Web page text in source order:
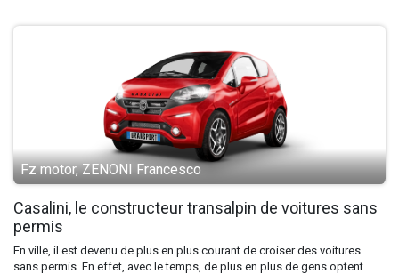
Fz motor, ZENONI Francesco
Casalini, le constructeur transalpin de voitures sans
permis
En ville, il est devenu de plus en plus courant de croiser des voitures
sans permis. En effet, avec le temps, de plus en plus de gens optent